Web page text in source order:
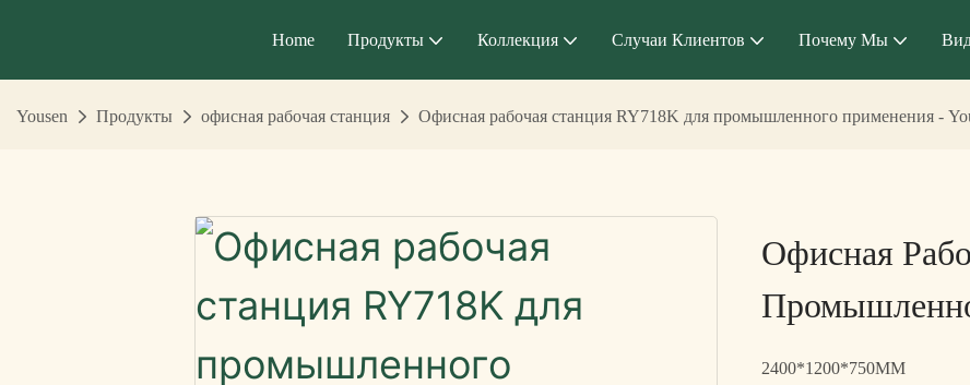
Home Продукты Коллекция Случаи Клиентов Почему Мы
Yousen Продукты офисная рабочая станция Офисная рабочая станция RY718K для промышленного применения -
Офисная
2400*1200*750MM